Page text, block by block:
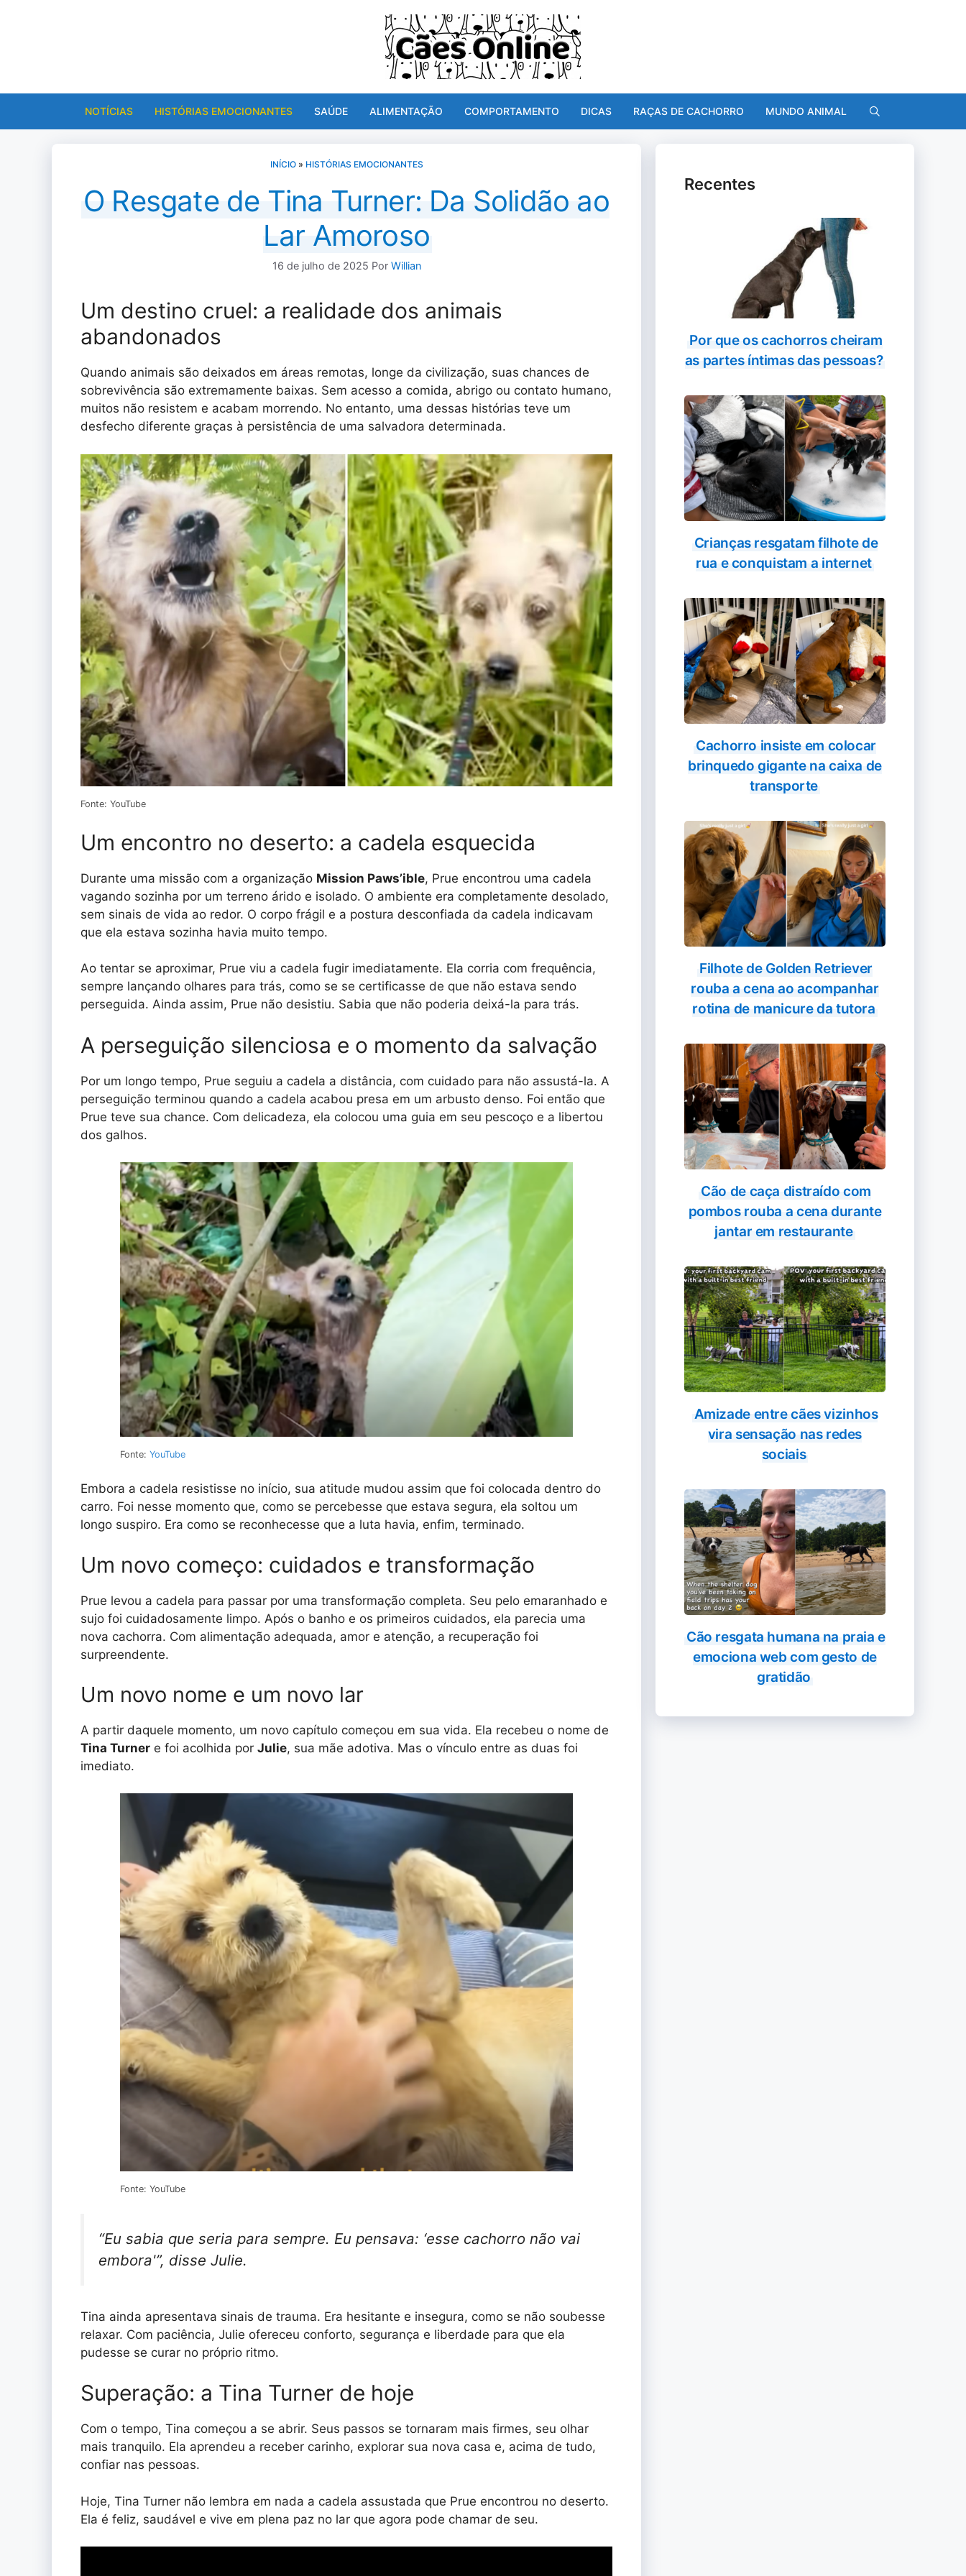
NOTÍCIAS HISTÓRIAS EMOCIONANTES SAÚDE ALIMENTAÇÃO COMPORTAMENTO DICAS RAÇAS DE CACHORRO MUNDO ANIMAL
INÍCIO» HISTÓRIAS EMOCIONANTES
O Resgate de Tina Turner: Da Solidão ao
Lar Amoroso
16 de julho de 2025 Por Willian
Um destino cruel: a realidade dos animais
abandonados
Quando animais são deixados em áreas remotas, longe da civilização, suas chances de
sobrevivência são extremamente baixas. Sem acesso a comida, abrigo ou contato humano,
muitos não resistem e acabam morrendo. No entanto, uma dessas histórias teve um
desfecho diferente graças à persistência de uma salvadora determinada.
Fonte: YouTube
Um encontro no deserto: a cadela esquecida
Durante uma missão com a organização Mission Paws’ible, Prue encontrou uma cadela
vagando sozinha por um terreno árido e isolado. O ambiente era completamente desolado,
sem sinais de vida ao redor. O corpo frágil e a postura desconfiada da cadela indicavam
que ela estava sozinha havia muito tempo.
Ao tentar se aproximar, Prue viu a cadela fugir imediatamente. Ela corria com frequência,
sempre lançando olhares para trás, como se se certificasse de que não estava sendo
perseguida. Ainda assim, Prue não desistiu. Sabia que não poderia deixá-la para trás.
A perseguição silenciosa e o momento da salvação
Por um longo tempo, Prue seguiu a cadela a distância, com cuidado para não assustá-la. A
perseguição terminou quando a cadela acabou presa em um arbusto denso. Foi então que
Prue teve sua chance. Com delicadeza, ela colocou uma guia em seu pescoço e a libertou
dos galhos.
Fonte: YouTube
Embora a cadela resistisse no início, sua atitude mudou assim que foi colocada dentro do
carro. Foi nesse momento que, como se percebesse que estava segura, ela soltou um
longo suspiro. Era como se reconhecesse que a luta havia, enfim, terminado.
Um novo começo: cuidados e transformação
Prue levou a cadela para passar por uma transformação completa. Seu pelo emaranhado e
sujo foi cuidadosamente limpo. Após o banho e os primeiros cuidados, ela parecia uma
nova cachorra. Com alimentação adequada, amor e atenção, a recuperação foi
surpreendente.
Um novo nome e um novo lar
A partir daquele momento, um novo capítulo começou em sua vida. Ela recebeu o nome de
Tina Turner e foi acolhida por Julie, sua mãe adotiva. Mas o vínculo entre as duas foi
imediato.
Fonte: YouTube
“Eu sabia que seria para sempre. Eu pensava: ‘esse cachorro não vai
embora'”, disse Julie.
Tina ainda apresentava sinais de trauma. Era hesitante e insegura, como se não soubesse
relaxar. Com paciência, Julie ofereceu conforto, segurança e liberdade para que ela
pudesse se curar no próprio ritmo.
Superação: a Tina Turner de hoje
Com o tempo, Tina começou a se abrir. Seus passos se tornaram mais firmes, seu olhar
mais tranquilo. Ela aprendeu a receber carinho, explorar sua nova casa e, acima de tudo,
confiar nas pessoas.
Hoje, Tina Turner não lembra em nada a cadela assustada que Prue encontrou no deserto.
Ela é feliz, saudável e vive em plena paz no lar que agora pode chamar de seu.
Recentes
Por que os cachorros cheiram
as partes íntimas das pessoas?
Crianças resgatam filhote de
rua e conquistam a internet
Cachorro insiste em colocar
brinquedo gigante na caixa de
transporte
Filhote de Golden Retriever
rouba a cena ao acompanhar
rotina de manicure da tutora
Cão de caça distraído com
pombos rouba a cena durante
jantar em restaurante
Amizade entre cães vizinhos
vira sensação nas redes
sociais
Cão resgata humana na praia e
emociona web com gesto de
gratidão